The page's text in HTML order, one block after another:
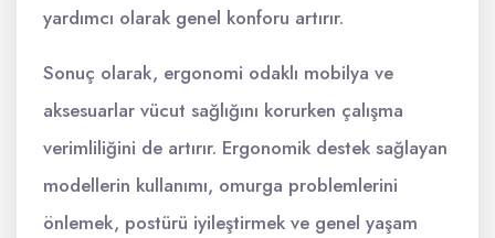
yardımcı olarak genel konforu artırır.
Sonuç olarak, ergonomi odaklı mobilya ve
aksesuarlar vücut sağlığını korurken çalışma
verimliliğini de artırır. Ergonomik destek sağlayan
modellerin kullanımı, omurga problemlerini
önlemek, postürü iyileştirmek ve genel yaşam